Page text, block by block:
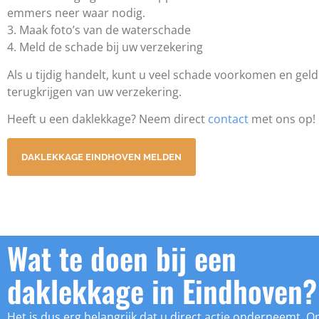
emmers neer waar nodig.
3. Maak foto’s van de waterschade
4. Meld de schade bij uw verzekering
Als u tijdig handelt, kunt u veel schade voorkomen en geld
terugkrijgen van uw verzekering.
Heeft u een daklekkage? Neem direct contact met ons op!
DAKLEKKAGE EINDHOVEN MELDEN
Wat te doen bij een
daklekkage in Eindhoven?